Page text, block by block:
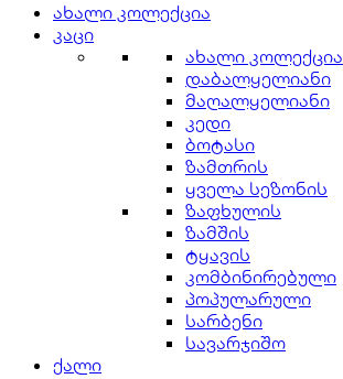
ახალი კოლექცია
კაცი
ახალი კოლექცია
დაბალყელიანი
მაღალყელიანი
კედი
ბოტასი
ზამთრის
ყველა სეზონის
ზაფხულის
ზამშის
ტყავის
კომბინირებული
პოპულარული
სარბენი
სავარჯიშო
ქალი